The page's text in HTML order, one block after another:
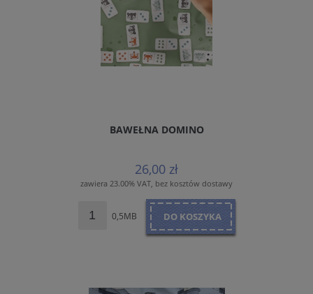
BAWEŁNA DOMINO
26,00 zł
zawiera 23.00% VAT, bez kosztów dostawy
0,5MB DO KOSZYKA